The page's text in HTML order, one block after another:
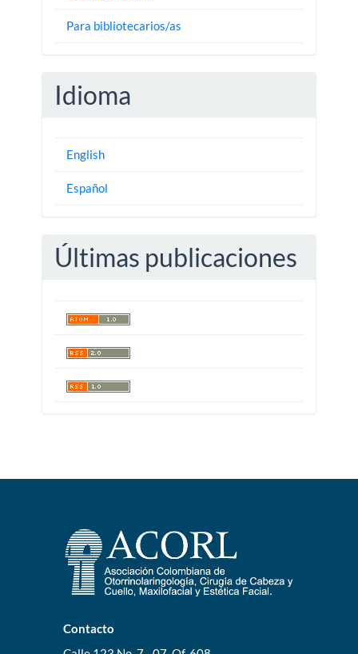
Para bibliotecarios/as
Idioma
English
Español
Últimas publicaciones
Contacto